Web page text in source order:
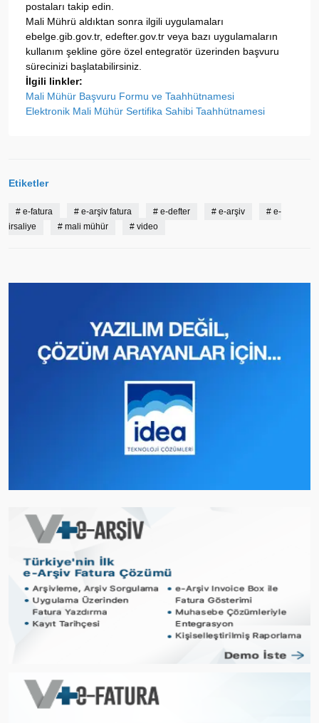
postaları takip edin.
Mali Mührü aldıktan sonra ilgili uygulamaları
ebelge.gib.gov.tr, edefter.gov.tr veya bazı uygulamaların
kullanım şekline göre özel entegratör üzerinden başvuru
sürecinizi başlatabilirsiniz.
İlgili linkler:
Mali Mühür Başvuru Formu ve Taahhütnamesi
Elektronik Mali Mühür Sertifika Sahibi Taahhütnamesi
Etiketler
# e-fatura # e-arşiv fatura # e-defter # e-arşiv # e-
irsaliye
# mali mühür # video